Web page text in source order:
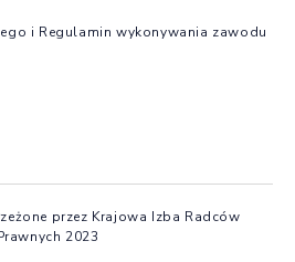
i Regulamin wykonywania zawodu
karcie
karcie
w nowej karcie
otwierany w nowej karcie
otwierany w nowej karcie
przez Krajowa Izba Radców
2023